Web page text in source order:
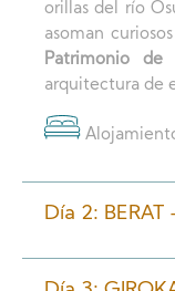
orillas del río
asoman
Patrimonio de
arquitectura de
Día 2: BERAT